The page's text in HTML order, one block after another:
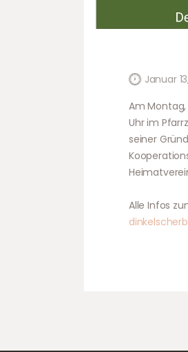
Januar
Am Montag,
Uhr im
seiner
Alle Infos